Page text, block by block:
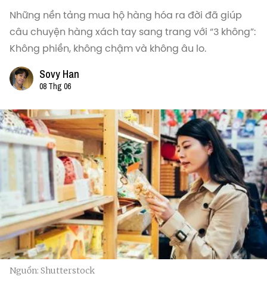
Những nền tảng mua hộ hàng hóa ra đời đã giúp
câu chuyện hàng xách tay sang trang với “3 không”:
Không phiền, không chậm và không âu lo.
Sovy Han
08 Thg 06
Nguồn: Shutterstock